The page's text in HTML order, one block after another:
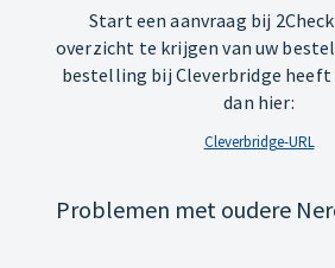
Start een aanvraag bij
overzicht te krijgen van uw
bestelling bij Cleverbridge
dan hier:
Cleverbridge-URL
Problemen met oudere